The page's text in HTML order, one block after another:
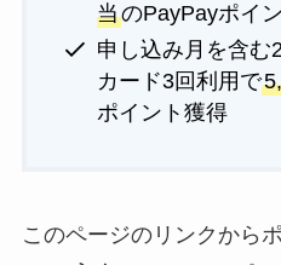
当のPayPayポイ
申し込み月を含む
カード3回利用で
ポイント獲得
このページのリンクから